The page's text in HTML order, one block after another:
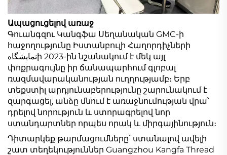
Ապացուցելով առաջ
Գուանգզու Կանգֆա Սեղանական GMC-ի
հաջողությունը Իստանբուլի Հաղորդիչների
نمایشگاهի 2023-ին նշանակում է մեկ այլ
փոքրագույնը իր ճանապարհում գլոբալ
ռազմավարականության ուղղությամբ։ Երբ
տեքստիլ արդյունաբերությունը շարունակում է
զարգացել, անձը մնում է առաջնումության վրա՝
դրելով նորություն և ստորագրելով նոր
ստանդարտներ որպես որակ և միրգայինություն։
Դիտարկեք թարմացումները՝ ստանալով ավելի
շատ տեղեկություններ Guangzhou Kangfa Thread